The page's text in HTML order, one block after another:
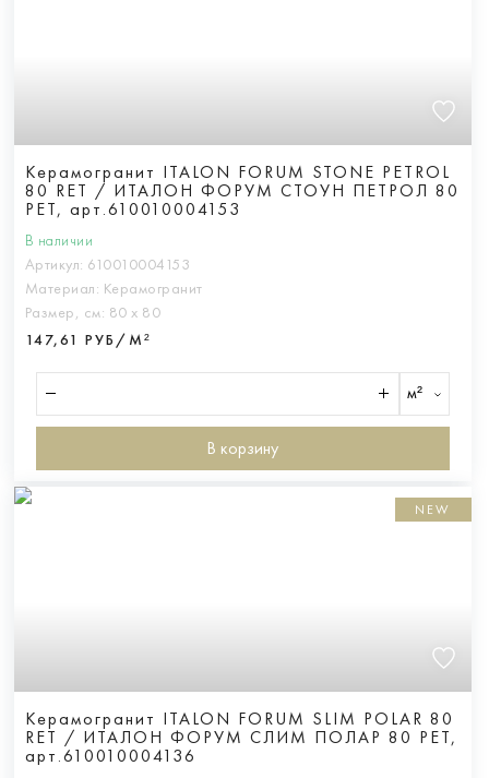
Керамогранит ITALON FORUM STONE PETROL
80 RET / ИТАЛОН ФОРУМ СТОУН ПЕТРОЛ 80
РЕТ, арт.610010004153
В наличии
Артикул: 610010004153
Материал: Керамогранит
Размер, см: 80 х 80
147,61 РУБ/М²
м²
В корзину
NEW
Керамогранит ITALON FORUM SLIM POLAR 80
RET / ИТАЛОН ФОРУМ СЛИМ ПОЛАР 80 РЕТ,
арт.610010004136